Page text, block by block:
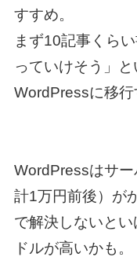
すすめ。
まず10記事くら
っていけそう」と
WordPressに移行
WordPressはサ
計1万円前後）が
で解決しないと
ドルが高いかも。